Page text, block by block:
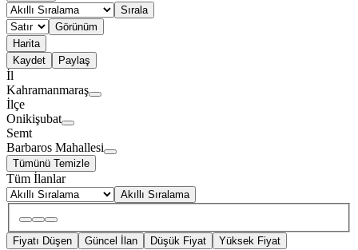
Sırala
Görünüm
Harita
Kaydet
Paylaş
İl
Kahramanmaraş
İlçe
Onikişubat
Semt
Barbaros Mahallesi
Tümünü Temizle
Tüm İlanlar
Akıllı Sıralama
Fiyatı Düşen Güncel İlan Düşük Fiyat Yüksek Fiyat